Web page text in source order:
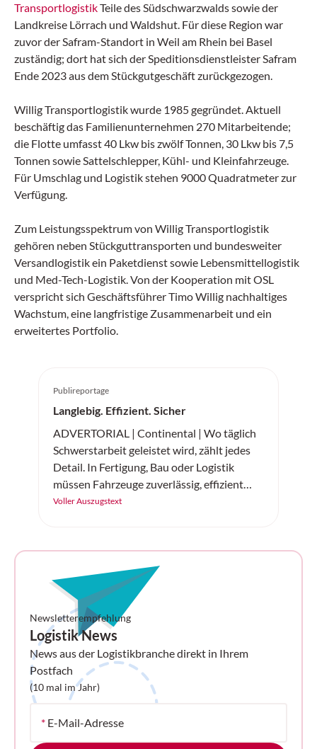
TransportlogistikTeile des Südschwarzwalds sowie der
Landkreise Lörrach und Waldshut. Für diese Region war
zuvor der Safram-Standort in Weil am Rhein bei Basel
zuständig; dort hat sich der Speditionsdienstleister Safram
Ende 2023 aus dem Stückgutgeschäft zurückgezogen.
Willig Transportlogistik wurde 1985 gegründet. Aktuell
beschäftig das Familienunternehmen 270 Mitarbeitende;
die Flotte umfasst 40 Lkw bis zwölf Tonnen, 30 Lkw bis 7,5
Tonnen sowie Sattelschlepper, Kühl- und Kleinfahrzeuge.
Für Umschlag und Logistik stehen 9000 Quadratmeter zur
Verfügung.
Zum Leistungsspektrum von Willig Transportlogistik
gehören neben Stückguttransporten und bundesweiter
Versandlogistik ein Paketdienst sowie Lebensmittellogistik
und Med-Tech-Logistik. Von der Kooperation mit OSL
verspricht sich Geschäftsführer Timo Willig nachhaltiges
Wachstum, eine langfristige Zusammenarbeit und ein
erweitertes Portfolio.
Publireportage
Langlebig. Effizient. Sicher
ADVERTORIAL | Continental | Wo täglich
Schwerstarbeit geleistet wird, zählt jedes
Detail. In Fertigung, Bau oder Logistik
müssen Fahrzeuge zuverlässig, effizient
und sicher arbeiten. Der «SC20+» von
Höchstleistung auf jedem Untergrund.
Voller Auszugstext
Newsletterempfehlung
Logistik News
News aus der Logistikbranche direkt in Ihrem
Postfach
(10 mal im Jahr)
* E-Mail-Adresse